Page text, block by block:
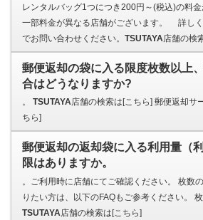
レンタルバッグ1つにつき200円～(税込)の料
一部料金が異なる店舗がございます。 詳しく
でお問い合わせください。 TSUTAYA 店舗の検
郵便返却の袋に入る限度枚数以上
合はどうなりますか?
。 TSUTAYA店舗の検索は[こちら] 郵便返却サ
ちら]
郵便返却の返却袋に入る利用量（
限はありますか。
。ご利用時に店舗にてご確認ください。 枚数
りたい方は、以下のFAQもご参考ください。
TSUTAYA 店舗の検索は[こちら]